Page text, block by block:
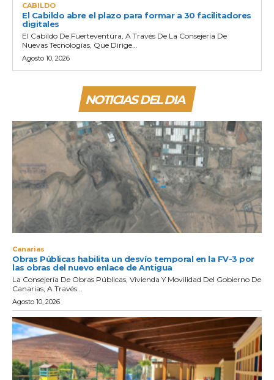
CABILDO
El Cabildo abre el plazo para formar a 30 facilitadores
digitales
El Cabildo De Fuerteventura, A Través De La Consejería De
Nuevas Tecnologías, Que Dirige...
Agosto 10, 2026
NOTICIAS DEL DIA
Canarias
Obras Públicas habilita un desvío temporal en la FV-3 por
las obras del nuevo enlace de Antigua
La Consejería De Obras Públicas, Vivienda Y Movilidad Del Gobierno De
Canarias, A Través...
Agosto 10, 2026